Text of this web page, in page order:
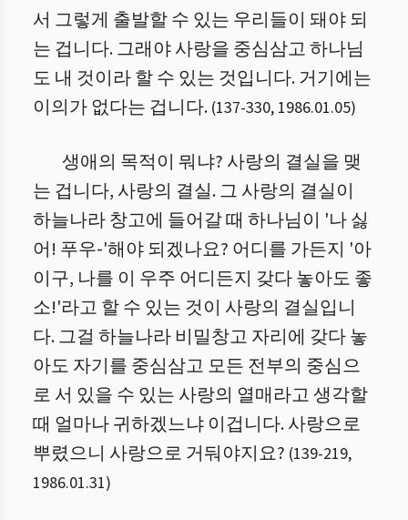
서 그렇게 출발할 수 있는 우리들이 돼야 되
는 겁니다. 그래야 사랑을 중심삼고 하나님
도 내 것이라 할 수 있는 것입니다. 거기에는
이의가 없다는 겁니다. (137-330, 1986.01.05)
생애의 목적이 뭐냐? 사랑의 결실을 맺
는 겁니다, 사랑의 결실. 그 사랑의 결실이
하늘나라 창고에 들어갈 때 하나님이 '나 싫
어! 푸우-'해야 되겠나요? 어디를 가든지 '아
이구, 나를 이 우주 어디든지 갖다 놓아도 좋
소!'라고 할 수 있는 것이 사랑의 결실입니
다. 그걸 하늘나라 비밀창고 자리에 갖다 놓
아도 자기를 중심삼고 모든 전부의 중심으
로 서 있을 수 있는 사랑의 열매라고 생각할
때 얼마나 귀하겠느냐 이겁니다. 사랑으로
뿌렸으니 사랑으로 거둬야지요? (139-219,
1986.01.31)